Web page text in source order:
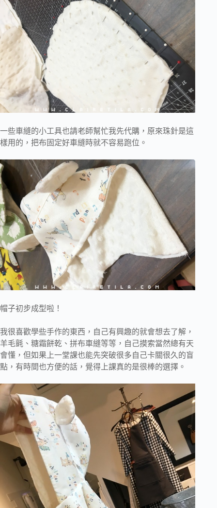
一些車縫的小工具也請老師幫忙我先代購，原來珠針是這
樣用的，把布固定好車縫時就不容易跑位。
帽子初步成型啦！
我很喜歡學些手作的東西，自己有興趣的就會想去了解，
羊毛氈、糖霜餅乾、拼布車縫等等，自己摸索當然總有天
會懂，但如果上一堂課也能先突破很多自己卡關很久的盲
點，有時間也方便的話，覺得上課真的是很棒的選擇。